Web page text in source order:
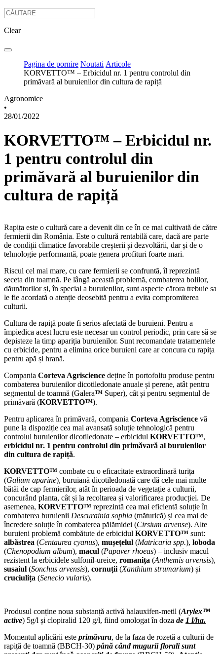
Clear
Pagina de pornire Noutati Articole
KORVETTO™ – Erbicidul nr. 1 pentru controlul din
primăvară al buruienilor din cultura de rapiță
Agronomice
•
28/01/2022
KORVETTO™ – Erbicidul nr.
1 pentru controlul din
primăvară al buruienilor din
cultura de rapiță
Rapița este o cultură care a devenit din ce în ce mai cultivată de către
fermierii din România. Este o cultură rentabilă care, dacă are parte
de condiții climatice favorabile creșterii și dezvoltării, dar și de o
tehnologie performantă, poate genera profituri foarte mari.
Riscul cel mai mare, cu care fermierii se confruntă, îl reprezintă
seceta din toamnă. Pe lângă această problemă, combaterea bolilor,
dăunătorilor și, în special a buruienilor, sunt aspecte cărora trebuie sa
le fie acordată o atenție deosebită pentru a evita compromiterea
culturii.
Cultura de rapiță poate fi serios afectată de buruieni. Pentru a
împiedica acest lucru este necesar un control periodic, prin care să se
depisteze la timp apariția buruienilor. Sunt recomandate tratamentele
cu erbicide, pentru a elimina orice buruieni care ar concura cu rapița
pentru apă și hrană.
Compania Corteva Agriscience deține în portofoliu produse pentru
combaterea buruienilor dicotiledonate anuale și perene, atât pentru
segmentul de toamnă (Galera™ Super), cât și pentru segmentul de
primăvară (KORVETTO™).
Pentru aplicarea în primăvară, compania Corteva Agriscience vă
pune la dispoziție cea mai avansată soluție tehnologică pentru
controlul buruienilor dicotiledonate – erbicidul KORVETTO™,
erbicidul nr. 1 pentru controlul din primăvară al buruienilor
din cultura de rapiță.
KORVETTO™ combate cu o eficacitate extraordinară turița
(Galium aparine), buruiană dicotiledonată care dă cele mai multe
bătăi de cap fermierilor, atât în perioada de vegetație a culturii,
concurând planta, cât și la recoltarea și valorificarea producției. De
asemenea, KORVETTO™ reprezintă cea mai eficientă soluție în
combaterea buruienii Descurainia sophia (măturică) și cea mai de
încredere soluție în combaterea pălămidei (Cirsium arvense). Alte
buruieni problemă combătute de erbicidul KORVETTO™ sunt:
albăstrea (Centaurea cyanus), mușețelul (Matricaria spp.), loboda
(Chenopodium album), macul (Papaver rhoeas) – inclusiv macul
rezistent la erbicidele sulfonil-ureice, romanița (Anthemis arvensis),
susaiul (Sonchus arvensis), cornuții (Xanthium strumarium) și
cruciulița (Senecio vularis).
Produsul conține noua substanță activă halauxifen-metil (Arylex™
active) 5g/l și clopiralid 120 g/l, fiind omologat în doza de 1 l/ha.
Momentul aplicării este primăvara, de la faza de rozetă a culturii de
rapiță de toamnă (BBCH-30) până când mugurii florali sunt